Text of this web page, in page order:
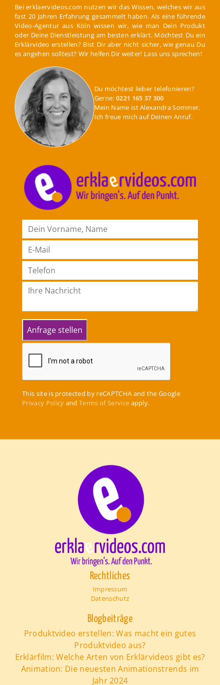
Bei erklaervideos.com nutzen wir das Wissen, welches wir aus
fast 20 Jahren Erfahrung gesammelt haben. Als eine führende
Video-Agentur aus Köln wissen wir, wie man Dein Produkt
oder Deine Dienstleistung am besten erklärt. Möchtest Du ein
Erklärvideo erstellen? Bist Dir aber nicht sicher, wie genau Du
es angehen solltest? Wir helfen Dir weiter! Lass uns sprechen!
Du möchtest lieber telefonieren?
Gerne: 0221 165 37 300
Mein Name ist Alexandra Sommer.
Ich freue mich auf Deinen Anruf.
This site is protected by reCAPTCHA and the Google
Privacy Policy andTerms of Service apply.
Rechtliches
Impressum
Datenschutz
Blogbeiträge
Produktvideo erstellen: Was macht ein gutes
Produktvideo aus?
Erklärfilm: Welche Arten von Erklärvideos gibt es?
Animation: Die neuesten Animationstrends im
Jahr 2024